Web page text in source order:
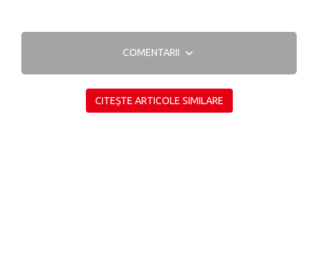
COMENTARII
CITEȘTE ARTICOLE SIMILARE